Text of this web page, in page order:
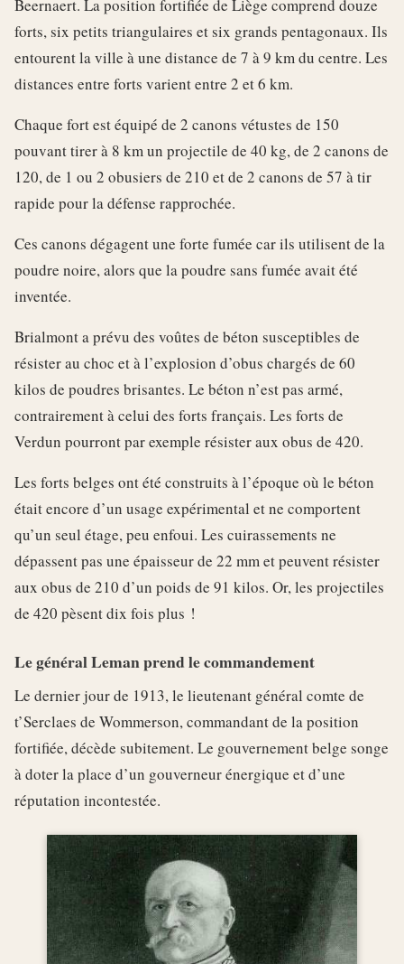
Beernaert. La position fortifiée de Liège comprend douze
forts, six petits triangulaires et six grands pentagonaux. Ils
entourent la ville à une distance de 7 à 9 km du centre. Les
distances entre forts varient entre 2 et 6 km.
Chaque fort est équipé de 2 canons vétustes de 150
pouvant tirer à 8 km un projectile de 40 kg, de 2 canons de
120, de 1 ou 2 obusiers de 210 et de 2 canons de 57 à tir
rapide pour la défense rapprochée.
Ces canons dégagent une forte fumée car ils utilisent de la
poudre noire, alors que la poudre sans fumée avait été
inventée.
Brialmont a prévu des voûtes de béton susceptibles de
résister au choc et à l’explosion d’obus chargés de 60
kilos de poudres brisantes. Le béton n’est pas armé,
contrairement à celui des forts français. Les forts de
Verdun pourront par exemple résister aux obus de 420.
Les forts belges ont été construits à l’époque où le béton
était encore d’un usage expérimental et ne comportent
qu’un seul étage, peu enfoui. Les cuirassements ne
dépassent pas une épaisseur de 22 mm et peuvent résister
aux obus de 210 d’un poids de 91 kilos. Or, les projectiles
de 420 pèsent dix fois plus !
Le général Leman prend le commandement
Le dernier jour de 1913, le lieutenant général comte de
t’Serclaes de Wommerson, commandant de la position
fortifiée, décède subitement. Le gouvernement belge songe
à doter la place d’un gouverneur énergique et d’une
réputation incontestée.